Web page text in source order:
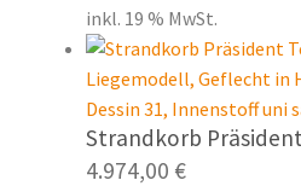
inkl. 19 % MwSt.
Strandkorb
4.974,00 €